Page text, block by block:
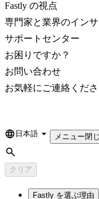
Fastly の視点
専門家と業界のイン
サポートセンター
お困りですか？
お問い合わせ
お気軽にご連絡くだ
Language
日本語 メニュー閉
検索
クリア
Fastly を選ぶ理由